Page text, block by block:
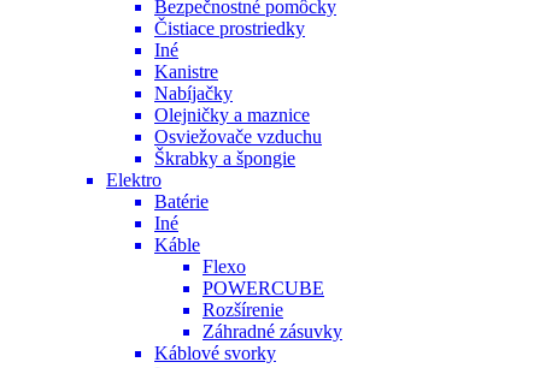
Bezpečnostné pomôcky
Čistiace prostriedky
Iné
Kanistre
Nabíjačky
Olejničky a maznice
Osviežovače vzduchu
Škrabky a špongie
Elektro
Batérie
Iné
Káble
Flexo
POWERCUBE
Rozšírenie
Záhradné zásuvky
Káblové svorky